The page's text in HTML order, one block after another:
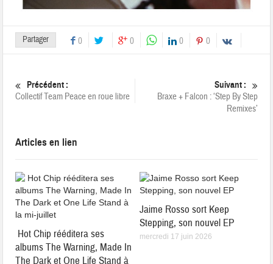
Partager 0 0 0 0
Précédent :
Collectif Team Peace en roue libre
Suivant :
Braxe + Falcon : ‘Step By Step
Remixes’
Articles en lien
Hot Chip rééditera ses
albums The Warning, Made In
The Dark et One Life Stand à
Jaime Rosso sort Keep
Stepping, son nouvel EP
mercredi 17 juin 2026